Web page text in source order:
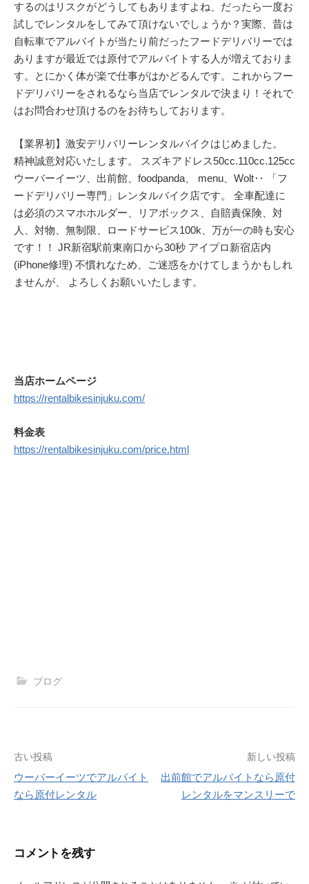
するのはリスクがどうしてもありますよね、だったら一度お
試しでレンタルをしてみて頂けないでしょうか？実際、昔は
自転車でアルバイトが当たり前だったフードデリバリーでは
ありますが最近では原付でアルバイトする人が増えておりま
す。とにかく体が楽で仕事がはかどるんです。これからフー
ドデリバリーをされるなら当店でレンタルで決まり！それで
はお問合わせ頂けるのをお待ちしております。
【業界初】激安デリバリーレンタルバイクはじめました。
精神誠意対応いたします。 スズキアドレス50cc.110cc.125cc
ウーバーイーツ、出前館、foodpanda、 menu、Wolt‥ 「フ
ードデリバリー専門」レンタルバイク店です。 全車配達に
は必須のスマホホルダー、リアボックス、自賠責保険、対
人、対物、無制限、ロードサービス100k、万が一の時も安心
です！！ JR新宿駅前東南口から30秒 アイプロ新宿店内
(iPhone修理) 不慣れなため、ご迷惑をかけてしまうかもしれ
ませんが、 よろしくお願いいたします。
当店ホームページ
https://rentalbikesinjuku.com/
料金表
https://rentalbikesinjuku.com/price.html
ブログ
投
稿
ゲ
古い投稿
ウーバーイーツでアルバイト
なら原付レンタル
新しい投稿
出前館でアルバイトなら原付
レンタルをマンスリーで
コメントを残す